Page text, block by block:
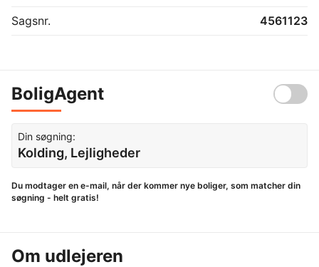
Sagsnr.
4561123
BoligAgent
Din søgning:
Kolding, Lejligheder
Du modtager en e-mail, når der kommer nye boliger, som matcher din
søgning - helt gratis!
Om udlejeren